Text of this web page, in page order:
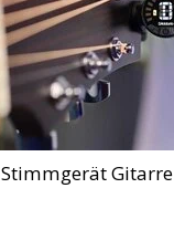
Stimmgerät Gitarre